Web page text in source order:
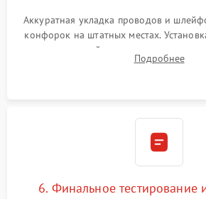
Аккуратная укладка проводов и
конфорок на штатных местах.
проверкой равномерности
термостойкого герметика или
Подробнее
6. Финальное тестирование